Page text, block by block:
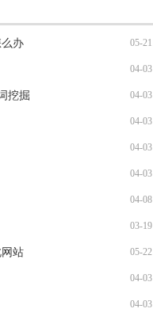
05-21
么办
04-03
04-03
挖掘
04-03
04-03
04-03
04-08
03-19
05-22
网站
04-03
04-03